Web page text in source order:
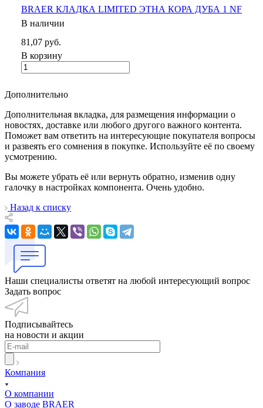
BRAER КЛАДКА LIMITED ЭТНА КОРА ДУБА 1 NF
В наличии
81,07 руб.
В корзину
Дополнительно
Дополнительная вкладка, для размещения информации о
новостях, доставке или любого другого важного контента.
Поможет вам ответить на интересующие покупателя вопросы
и развеять его сомнения в покупке. Используйте её по своему
усмотрению.
Вы можете убрать её или вернуть обратно, изменив одну
галочку в настройках компонента. Очень удобно.
Назад к списку
Наши специалисты ответят на любой интересующий вопрос
Задать вопрос
Подписывайтесь
на новости и акции
Компания
О компании
О заводе BRAER